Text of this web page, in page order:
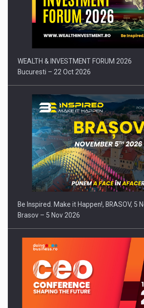
Comunicat de presa: Joburile part-time
WEALTH & INVESTMENT FORUM 2026
Bucuresti – 22 Oct 2026
Be Inspired. Make it Happen!, BRASOV, 5
Brasov – 5 Nov 2026